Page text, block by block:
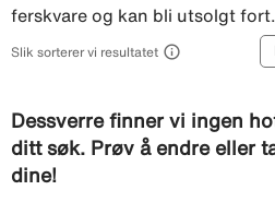
ferskvare og kan bli utsolgt fort.
Slik sorterer vi resultatet 
Dessverre finner vi ingen
ditt søk. Prøv å endre eller
dine!